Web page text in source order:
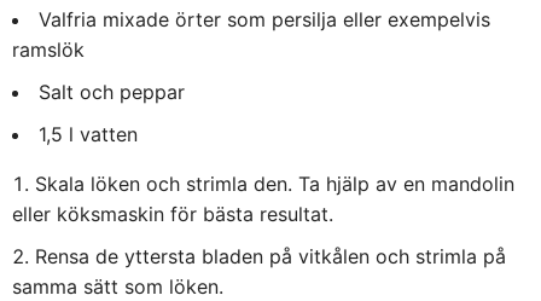
Valfria mixade örter som persilja eller exempelvis
ramslök
Salt och peppar
1,5 l vatten
Skala löken och strimla den. Ta hjälp av en mandolin
eller köksmaskin för bästa resultat.
Rensa de yttersta bladen på vitkålen och strimla på
samma sätt som löken.